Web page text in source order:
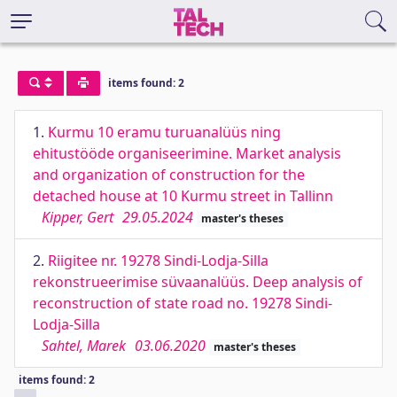
items found: 2
1. Kurmu 10 eramu turuanalüüs ning
ehitustööde organiseerimine. Market analysis
and organization of construction for the
detached house at 10 Kurmu street in Tallinn
Kipper, Gert 29.05.2024 master's theses
2. Riigitee nr. 19278 Sindi-Lodja-Silla
rekonstrueerimise süvaanalüüs. Deep analysis of
reconstruction of state road no. 19278 Sindi-
Lodja-Silla
Sahtel, Marek 03.06.2020 master's theses
items found: 2